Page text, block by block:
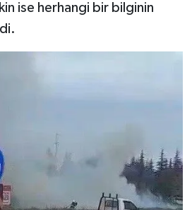
ise herhangi bir bilginin